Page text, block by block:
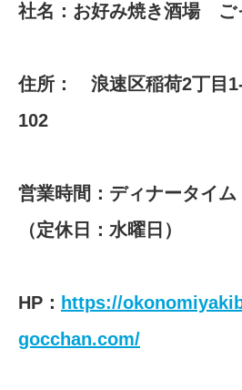
社名：お好み焼き酒場 ご
住所： 浪速区稲荷2丁目1-
102
営業時間：ディナータイ
（定休日：水曜日）
HP： https://
gocchan.com/